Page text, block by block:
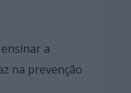
a
na prevenção